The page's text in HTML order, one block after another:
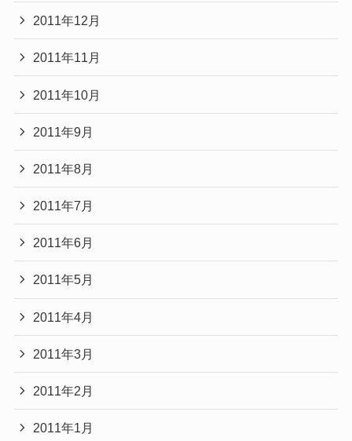
2011年12月
2011年11月
2011年10月
2011年9月
2011年8月
2011年7月
2011年6月
2011年5月
2011年4月
2011年3月
2011年2月
2011年1月